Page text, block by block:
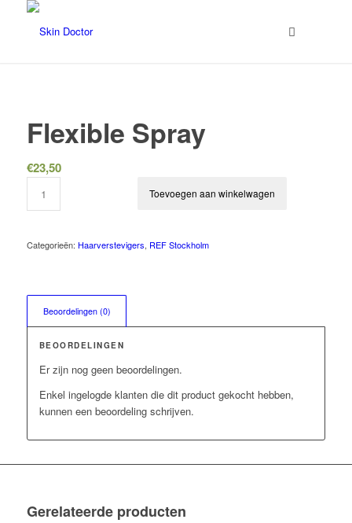
Flexible Spray
€23,50
Toevoegen aan winkelwagen
Categorieën: Haarverstevigers, REF Stockholm
Beoordelingen (0)
BEOORDELINGEN
Er zijn nog geen beoordelingen.
Enkel ingelogde klanten die dit product gekocht hebben,
kunnen een beoordeling schrijven.
Gerelateerde producten